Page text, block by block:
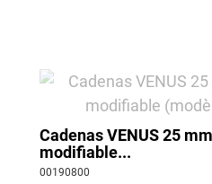
Cadenas VENUS 25
modifiable...
00190800